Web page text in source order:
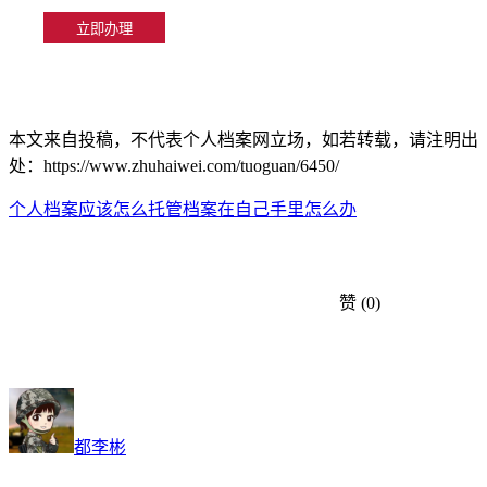
本文来自投稿，不代表个人档案网立场，如若转载，请注明出
处：https://www.zhuhaiwei.com/tuoguan/6450/
个人档案应该怎么托管档案在自己手里怎么办
赞 (0)
都李彬